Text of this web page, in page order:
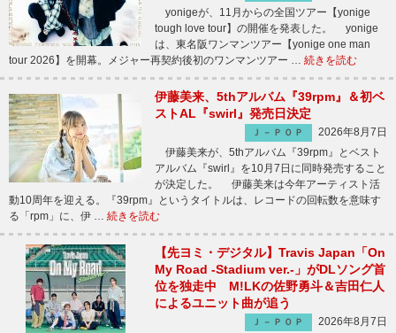
yonigeが、11月からの全国ツアー【yonige
tough love tour】の開催を発表した。 yonige
は、東名阪ワンマンツアー【yonige one man
tour 2026】を開幕。メジャー再契約後初のワンマンツアー … 続きを読む
伊藤美来、5thアルバム『39rpm』＆初ベ
ストAL『swirl』発売日決定
Ｊ－ＰＯＰ
2026年8月7日
伊藤美来が、5thアルバム『39rpm』とベスト
アルバム『swirl』を10月7日に同時発売すること
が決定した。 伊藤美来は今年アーティスト活
動10周年を迎える。『39rpm』というタイトルは、レコードの回転数を意味す
る「rpm」に、伊 … 続きを読む
【先ヨミ・デジタル】Travis Japan「On
My Road -Stadium ver.-」がDLソング首
位を独走中 M!LKの佐野勇斗＆吉田仁人
によるユニット曲が追う
Ｊ－ＰＯＰ
2026年8月7日